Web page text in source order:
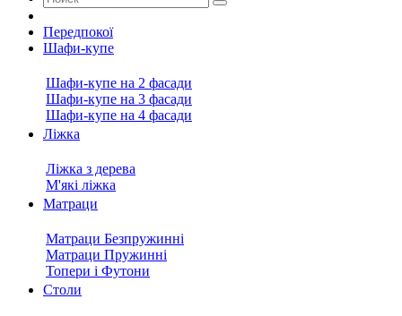
Передпокої
Шафи-купе
Шафи-купе на 2 фасади
Шафи-купе на 3 фасади
Шафи-купе на 4 фасади
Ліжка
Ліжка з дерева
М'які ліжка
Матраци
Матраци Безпружинні
Матраци Пружинні
Топери і Футони
Столи